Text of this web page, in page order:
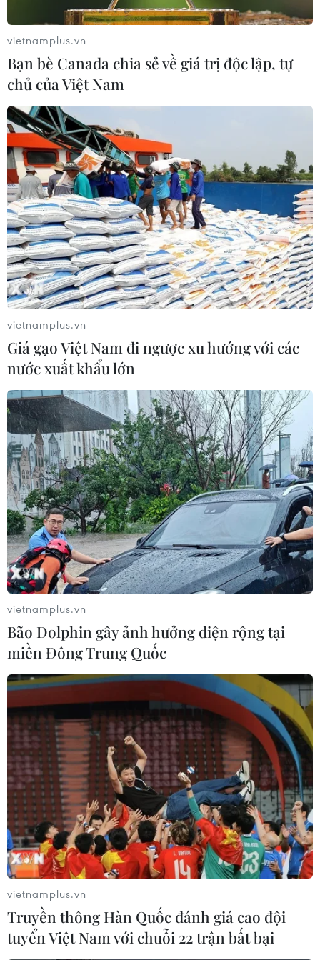
vietnamplus.vn
Bạn bè Canada chia sẻ về giá trị độc lập, tự
chủ của Việt Nam
vietnamplus.vn
Giá gạo Việt Nam đi ngược xu hướng với các
nước xuất khẩu lớn
vietnamplus.vn
Bão Dolphin gây ảnh hưởng diện rộng tại
miền Đông Trung Quốc
vietnamplus.vn
Truyền thông Hàn Quốc đánh giá cao đội
tuyển Việt Nam với chuỗi 22 trận bất bại